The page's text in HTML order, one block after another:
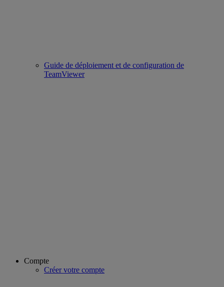
Guide de déploiement et de configuration de
TeamViewer
Compte
Créer votre compte